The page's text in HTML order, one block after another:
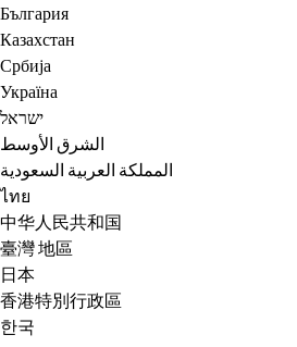
България
Казахстан
Србија
Україна
ישראל
الشرق الأوسط
المملكة العربية السعودية
ไทย
中华人民共和国
臺灣 地區
日本
香港特別行政區
한국